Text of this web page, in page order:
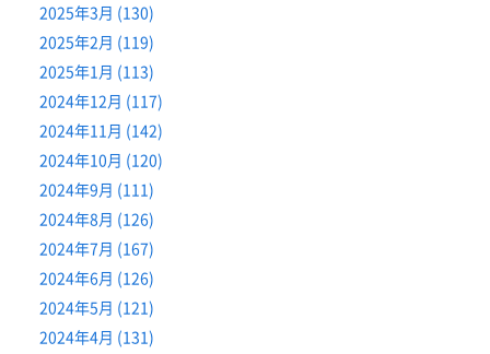
2025年3月 (130)
2025年2月 (119)
2025年1月 (113)
2024年12月 (117)
2024年11月 (142)
2024年10月 (120)
2024年9月 (111)
2024年8月 (126)
2024年7月 (167)
2024年6月 (126)
2024年5月 (121)
2024年4月 (131)